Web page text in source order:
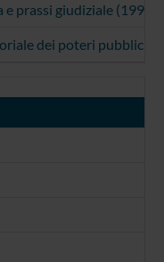
prassi giudiziale (1999)
dei poteri pubblici